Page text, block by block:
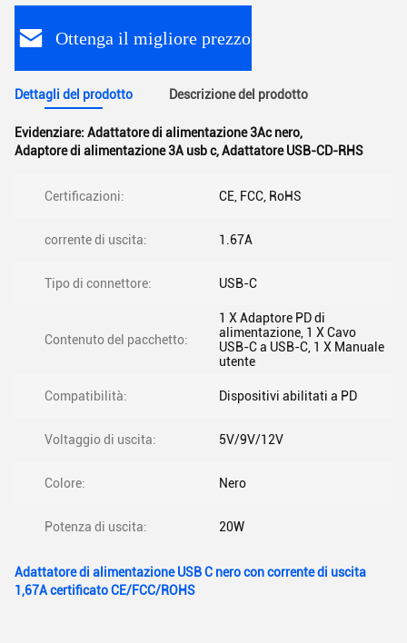
Ottenga il migliore prezzo
Dettagli del prodotto Descrizione del prodotto
Evidenziare: Adattatore di alimentazione 3Ac nero,
Adaptore di alimentazione 3A usb c,Adattatore USB-CD-RHS
Certificazioni: CE, FCC, RoHS
corrente di uscita: 1.67A
Tipo di connettore: USB-C
Contenuto del pacchetto:
1 X Adaptore PD di
alimentazione, 1 X Cavo
USB-C a USB-C, 1 X Manuale
utente
Compatibilità: Dispositivi abilitati a PD
Voltaggio di uscita: 5V/9V/12V
Colore: Nero
Potenza di uscita: 20W
Adattatore di alimentazione USB C nero con corrente di uscita
1,67A certificato CE/FCC/ROHS